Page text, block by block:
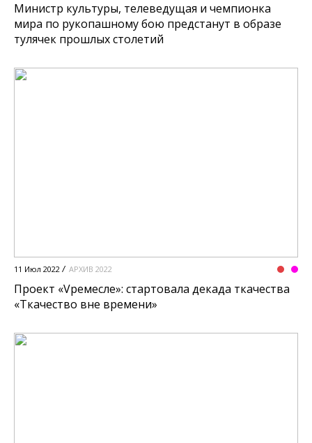
Министр культуры, телеведущая и чемпионка
мира по рукопашному бою предстанут в образе
тулячек прошлых столетий
11 Июл 2022 АРХИВ 2022
Проект «Vремесле»: стартовала декада ткачества
«Ткачество вне времени»